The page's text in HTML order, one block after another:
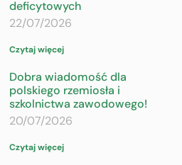
deficytowych
22/07/2026
Czytaj więcej
Dobra wiadomość dla
polskiego rzemiosła i
szkolnictwa zawodowego!
20/07/2026
Czytaj więcej